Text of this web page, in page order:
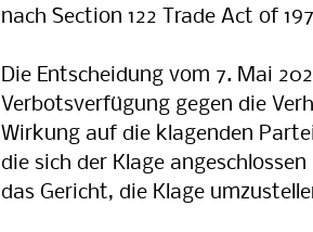
nach Section 122 Trade Act of
Die Entscheidung vom 7. Mai
Verbotsverfügung gegen die
Wirkung auf die klagenden
die sich der Klage
das Gericht, die Klage